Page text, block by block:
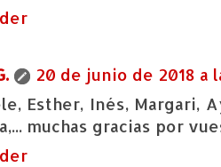
20 de junio de 2018 a
Esther, Inés, Margari,
muchas gracias por